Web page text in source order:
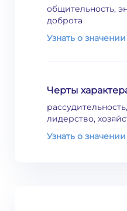
общительность,
доброта
Узнать о
Черты
лидерство,
Узнать о